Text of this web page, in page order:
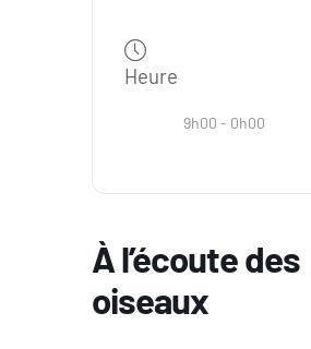
Heure
9h00 - 0h00
À l’écoute des
oiseaux